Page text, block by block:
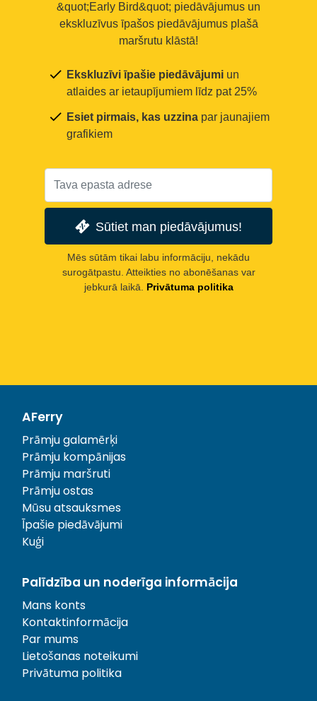
&quot;Early Bird&quot; piedāvājumus un
ekskluzīvus īpašos piedāvājumus plašā
maršrutu klāstā!
Ekskluzīvi īpašie piedāvājumi un
atlaides ar ietaupījumiem līdz pat 25%
Esiet pirmais, kas uzzina par jaunajiem
grafikiem
Sūtiet man piedāvājumus!
Mēs sūtām tikai labu informāciju, nekādu
surogātpastu. Atteikties no abonēšanas var
jebkurā laikā.
Privātuma politika
AFerry
Prāmju galamērķi
Prāmju kompānijas
Prāmju maršruti
Prāmju ostas
Mūsu atsauksmes
Īpašie piedāvājumi
Kuģi
Palīdzība un noderīga informācija
Mans konts
Kontaktinformācija
Par mums
Lietošanas noteikumi
Privātuma politika